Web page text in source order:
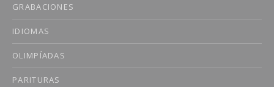
GRABACIONES
IDIOMAS
OLIMPÍADAS
PARITURAS